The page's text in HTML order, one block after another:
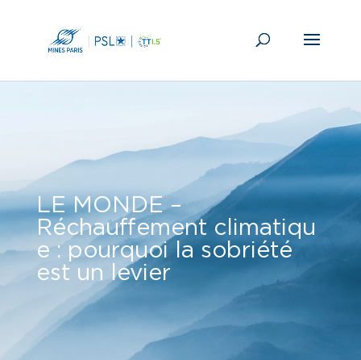
LE MONDE –
Réchauffement climatiqu
e : pourquoi la sobriété
est un levier